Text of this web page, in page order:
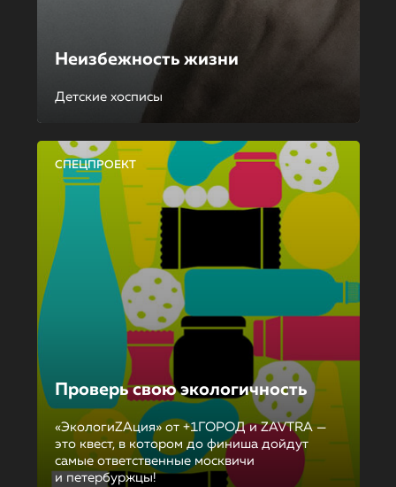
Неизбежность жизни
Детские хосписы
СПЕЦПРОЕКТ
Проверь свою экологичность
«ЭкологиZAция» от +1ГОРОД и ZAVTRA —
это квест, в котором до финиша дойдут
самые ответственные москвичи
и петербуржцы!